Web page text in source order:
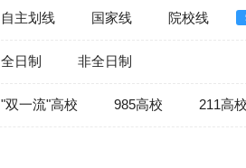
自主划线 国家线 院校线
全日制 非全日制
"双一流"高校 985高校 211高